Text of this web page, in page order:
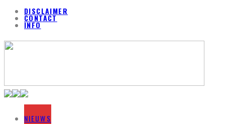
DISCLAIMER
CONTACT
INFO
NIEUWS